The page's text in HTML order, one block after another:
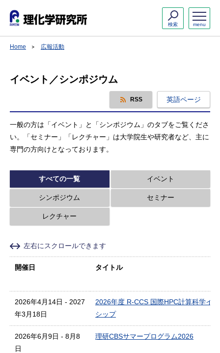
menu
検索
Home 広報活動
イベント／シンポジウム
RSS 英語ページ
一般の方は「イベント」と「シンポジウム」のタブをご覧くださ
い。「セミナー」「レクチャー」は大学院生や研究者など、主に
専門の方向けとなっております。
すべての一覧 イベント
シンポジウム セミナー
レクチャー
左右にスクロールできます
開催日 タイトル
2026年4月14日 - 2027
年3月18日
2026年度 R-CCS 国際HPC計算科学イ
シップ
2026年6月9日 - 8月8
日
理研CBSサマープログラム2026